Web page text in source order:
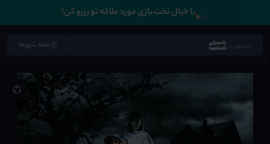
🛏️با خیال تخت بازی مورد علاقه تو رزرو کن!
همه شهرها